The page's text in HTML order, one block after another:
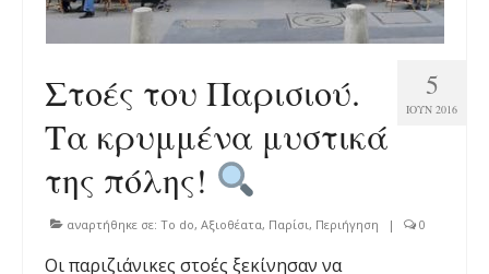
5
ΙΟΎΝ 2016
Στοές του Παρισιού.
Τα κρυμμένα μυστικά
της πόλης!
αναρτήθηκε σε: To do, Αξιοθέατα, Παρίσι , Περιήγηση | 0
Οι παριζιάνικες στοές ξεκίνησαν να